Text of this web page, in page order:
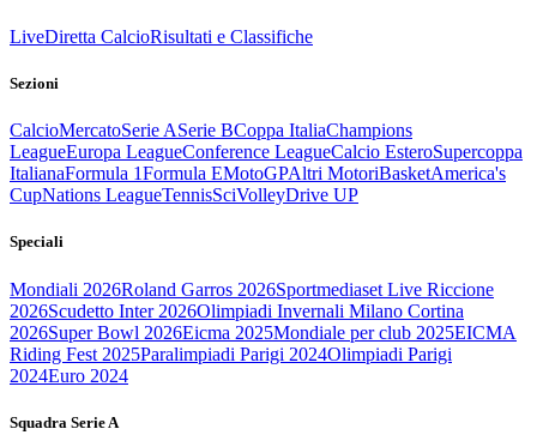
LiveDiretta CalcioRisultati e Classifiche
Sezioni
CalcioMercatoSerie ASerie BCoppa ItaliaChampions
LeagueEuropa LeagueConference LeagueCalcio EsteroSupercoppa
ItalianaFormula 1Formula EMotoGPAltri MotoriBasketAmerica's
CupNations LeagueTennisSciVolleyDrive UP
Speciali
Mondiali 2026Roland Garros 2026Sportmediaset Live Riccione
2026Scudetto Inter 2026Olimpiadi Invernali Milano Cortina
2026Super Bowl 2026Eicma 2025Mondiale per club 2025EICMA
Riding Fest 2025Paralimpiadi Parigi 2024Olimpiadi Parigi
2024Euro 2024
Squadra Serie A